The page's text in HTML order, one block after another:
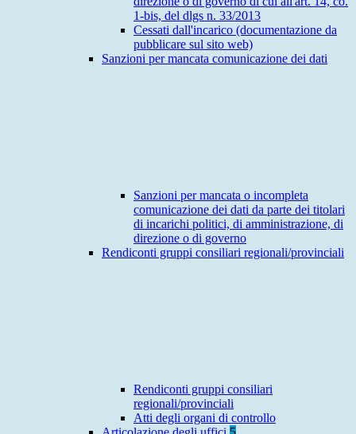
1-bis, del dlgs n. 33/2013
Cessati dall'incarico (documentazione da
pubblicare sul sito web)
Sanzioni per mancata comunicazione dei dati
Sanzioni per mancata o incompleta
comunicazione dei dati da parte dei titolari
di incarichi politici, di amministrazione, di
direzione o di governo
Rendiconti gruppi consiliari regionali/provinciali
Rendiconti gruppi consiliari
regionali/provinciali
Atti degli organi di controllo